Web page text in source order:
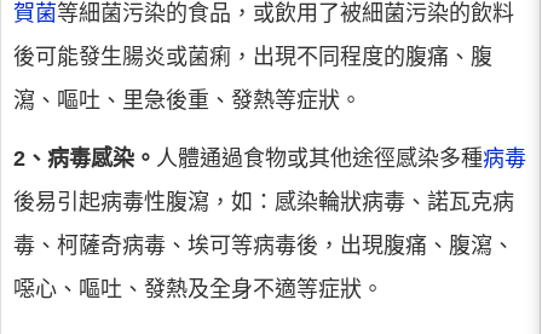
賀菌等細菌污染的食品，或飲用了被細菌污染的飲料
後可能發生腸炎或菌痢，出現不同程度的腹痛、腹
瀉、嘔吐、里急後重、發熱等症狀。
2、病毒感染。 人體通過食物或其他途徑感染多種病毒
後易引起病毒性腹瀉，如：感染輪狀病毒、諾瓦克病
毒、柯薩奇病毒、埃可等病毒後，出現腹痛、腹瀉、
噁心、嘔吐、發熱及全身不適等症狀。